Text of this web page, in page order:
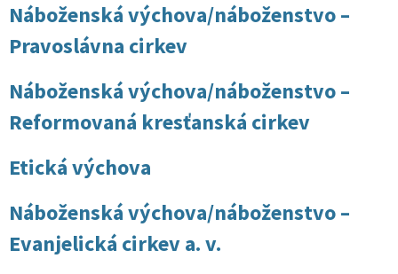
Náboženská výchova/náboženstvo –
Pravoslávna cirkev
Náboženská výchova/náboženstvo –
Reformovaná kresťanská cirkev
Etická výchova
Náboženská výchova/náboženstvo –
Evanjelická cirkev a. v.